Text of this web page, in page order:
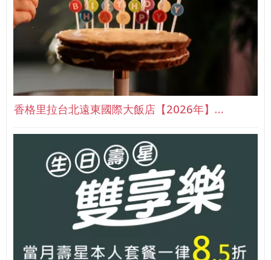
香格里拉台北遠東國際大飯店【2026年】…